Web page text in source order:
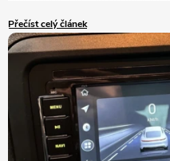
výrazně zlepšit vaše zážitky na
podíváme na to, jak vybrat
vašim potřebám a představám.
Přečíst celý článek